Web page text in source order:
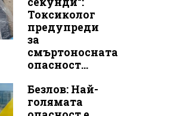
Токсиколог
предупреди
за
смъртоносната
опасност...
Безлов: Най-
голямата